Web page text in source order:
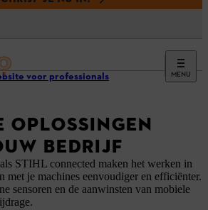
MENU
voor professionals
OPLOSSINGEN
BEDRIJF
STIHL connected maken het werken in
met je machines eenvoudiger en efficiënter.
sensoren en de aanwinsten van mobiele